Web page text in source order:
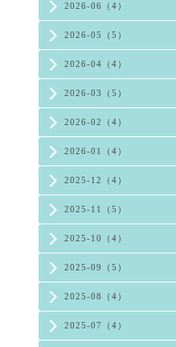
2026-06（4）
2026-05（5）
2026-04（4）
2026-03（5）
2026-02（4）
2026-01（4）
2025-12（4）
2025-11（5）
2025-10（4）
2025-09（5）
2025-08（4）
2025-07（4）